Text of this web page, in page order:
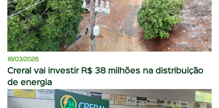
16/03/2026
Creral vai investir R$ 38 milhões na distribuição
de energia